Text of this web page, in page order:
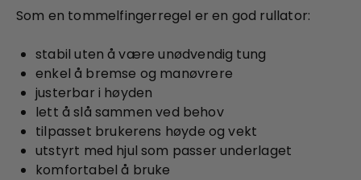
Som en tommelfingerregel er en god rullator:
stabil uten å være unødvendig tung
enkel å bremse og manøvrere
justerbar i høyden
lett å slå sammen ved behov
tilpasset brukerens høyde og vekt
utstyrt med hjul som passer underlaget
komfortabel å bruke